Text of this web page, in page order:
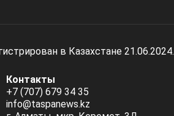
в Казахстане
Контакты
+7 (707) 679 34 35
info@taspanews.kz